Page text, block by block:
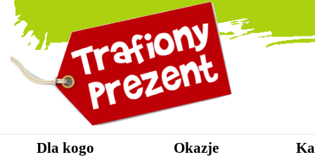
Dla kogo Okazje